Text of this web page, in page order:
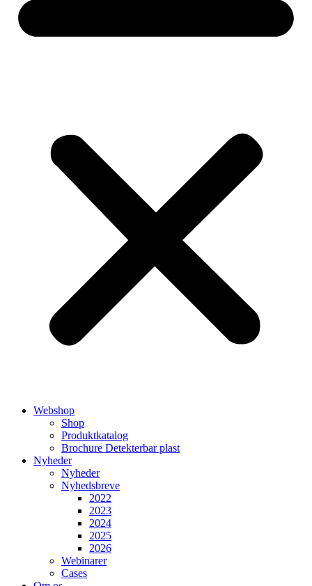
Webshop
Shop
Produktkatalog
Brochure Detekterbar plast
Nyheder
Nyheder
Nyhedsbreve
2022
2023
2024
2025
2026
Webinarer
Cases